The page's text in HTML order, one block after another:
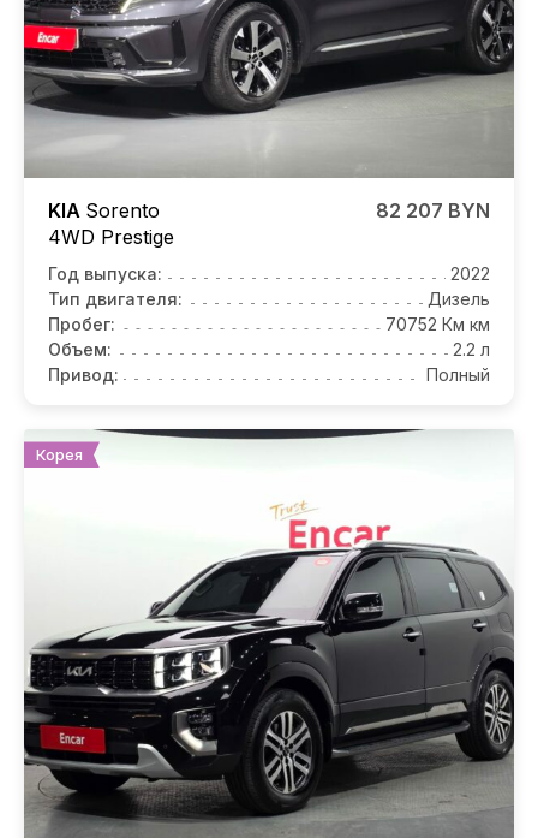
KIA Sorento
4WD Prestige
82 207 BYN
Год выпуска:
2022
Тип двигателя:
Дизель
Пробег:
70752 Км км
Объем:
2.2 л
Привод:
Полный
Корея